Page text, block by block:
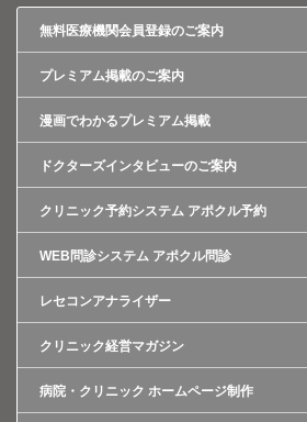
無料医療機関会員登録のご案内
プレミアム掲載のご案内
漫画でわかるプレミアム掲載
ドクターズインタビューのご案内
クリニック予約システム アポクル予約
WEB問診システム アポクル問診
レセコンアナライザー
クリニック経営マガジン
病院・クリニック ホームページ制作